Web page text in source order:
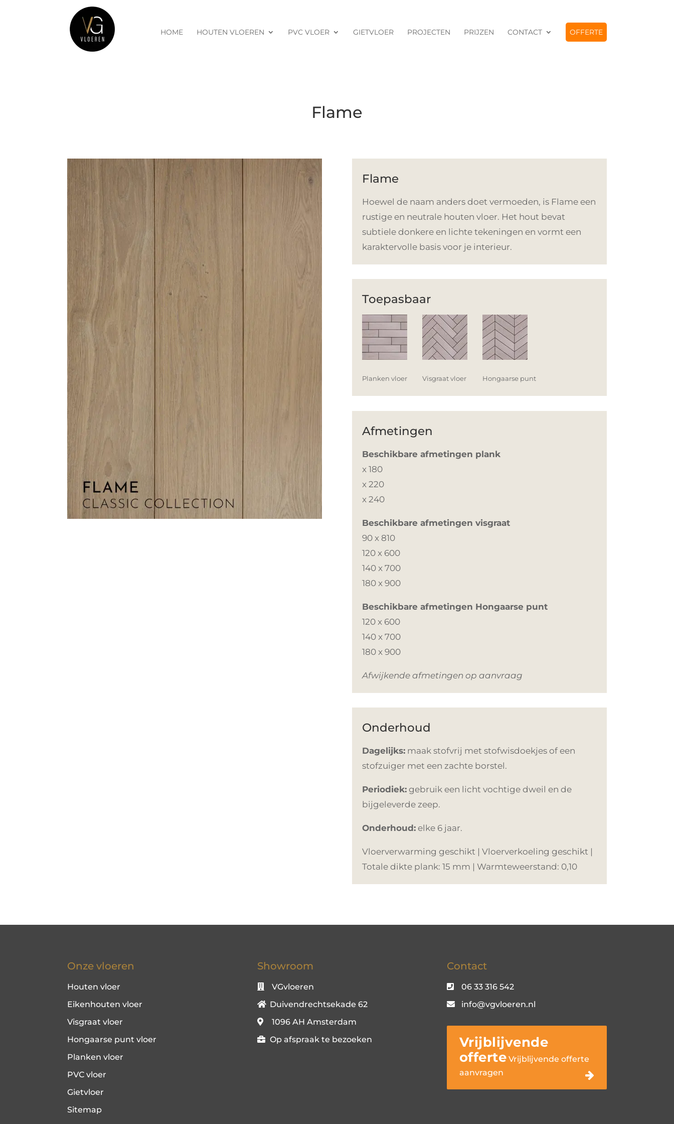
HOME HOUTEN VLOEREN PVC VLOER GIETVLOER PROJECTEN PRIJZEN CONTACT OFFERTE
Flame
Flame
Hoewel de naam anders doet vermoeden, is Flame een
rustige en neutrale houten vloer. Het hout bevat
subtiele donkere en lichte tekeningen en vormt een
karaktervolle basis voor je interieur.
Toepasbaar
Planken vloer Visgraat vloer Hongaarse punt
Afmetingen
Beschikbare afmetingen plank
x 180
x 220
x 240
Beschikbare afmetingen visgraat
90 x 810
120 x 600
140 x 700
180 x 900
Beschikbare afmetingen Hongaarse punt
120 x 600
140 x 700
180 x 900
Afwijkende afmetingen op aanvraag
Onderhoud
Dagelijks:maak stofvrij met stofwisdoekjes of een
stofzuiger met een zachte borstel.
Periodiek:gebruik een licht vochtige dweil en de
bijgeleverde zeep.
Onderhoud:elke 6 jaar.
Vloerverwarming geschikt | Vloerverkoeling geschikt |
Totale dikte plank: 15 mm | Warmteweerstand: 0,10
Onze vloeren
Houten vloer
Eikenhouten vloer
Visgraat vloer
Hongaarse punt vloer
Planken vloer
PVC vloer
Gietvloer
Sitemap
Showroom
VGvloeren
Duivendrechtsekade 62
1096 AH Amsterdam
Op afspraak te bezoeken
Contact
06 33 316 542
info@vgvloeren.nl
Vrijblijvende
offerte Vrijblijvende offerte
aanvragen